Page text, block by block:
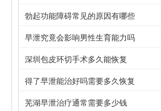
勃起功能障碍常见的原因有哪些
早泄究竟会影响男性生育能力吗
深圳包皮环切手术多久能恢复
得了早泄能治好吗需要多久恢复
芜湖早泄治疗通常需要多少钱